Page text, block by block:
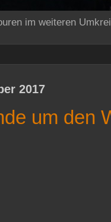
im weiteren
2017
um den